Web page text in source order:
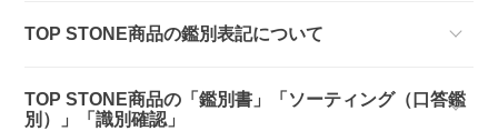
TOP STONE商品の鑑別表記について
TOP STONE商品の「鑑別書」「ソーティング（口答鑑
別）」「識別確認」